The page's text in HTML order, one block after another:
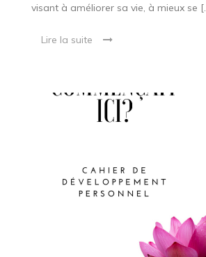
visant à améliorer sa vie, à mieux se
Lire la suite